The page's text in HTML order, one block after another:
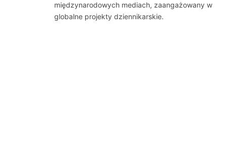
międzynarodowych mediach, zaangażowany w
globalne projekty dziennikarskie.